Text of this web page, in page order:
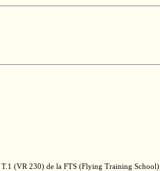
T.1 (VR 230) de la FTS (Flying Training School)